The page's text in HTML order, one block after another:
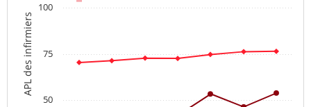
APL des infirmiers
50
75
100